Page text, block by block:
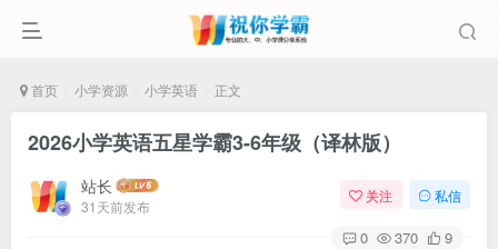
首页 小学资源 小学英语 正文
2026小学英语五星学霸3-6年级（译林版）
站长
31天前发布
关注 私信
0 370 9